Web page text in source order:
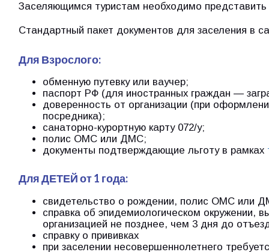
Заселяющимся туристам необходимо
Стандартный пакет документов для заселения в
Для Взрослого:
обменную путевку или ваучер;
паспорт РФ (для иностранных граждан —
доверенность от организации (при
посредника);
санаторно-курортную карту 072/у;
полис ОМС или ДМС;
документы подтверждающие льготу в рамках
Для ДЕТЕЙ от 1 года:
свидетельство о рождении, полис ОМС или
справка об эпидемиологическом окружении,
организацией не позднее, чем 3 дня до
справку о прививках
при заселении несовершеннолетнего